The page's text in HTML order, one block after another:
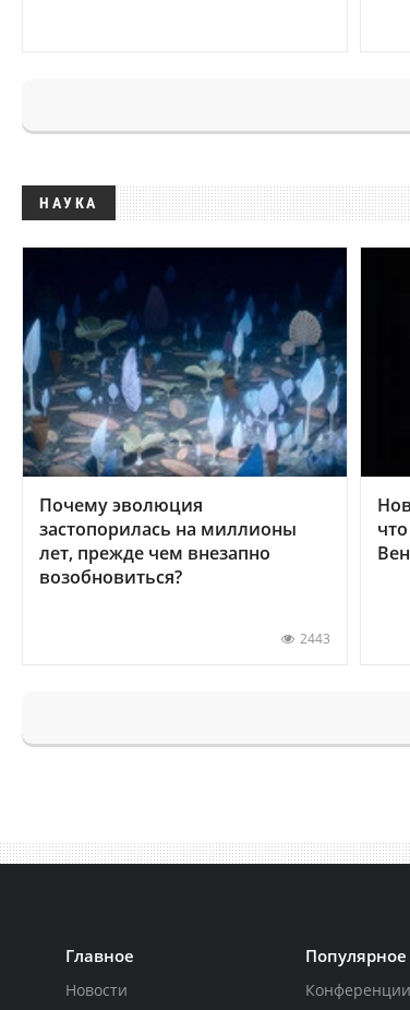
НАУКА
Почему эволюция
застопорилась на миллионы
лет, прежде чем внезапно
возобновиться?
2443
Главное
Новости
Популярное
Конференции